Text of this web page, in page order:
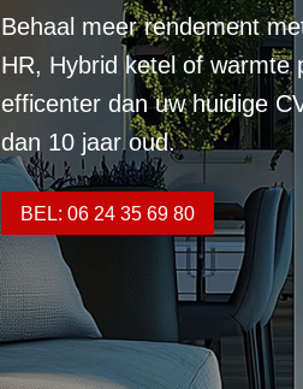
Behaal meer rendement
HR, Hybrid ketel of warmte
efficenter dan uw huidige
dan 10 jaar oud.
BEL: 06 24 35 69 80